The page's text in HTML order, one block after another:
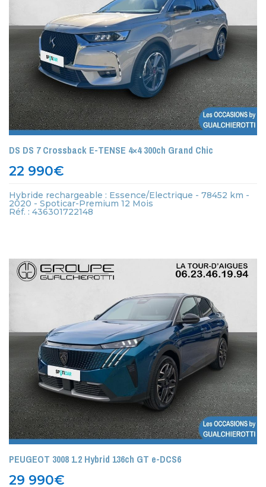
DS DS 7 Crossback E-TENSE 4×4 300ch Grand Chic
22 990€
Hybride rechargeable : Essence/Electrique - 78452 km -
2020 - Spoticar-Premium 12 Mois
Réf. : 436301722148
PEUGEOT 3008 1.2 Hybrid 136ch GT e-DCS6
29 990€